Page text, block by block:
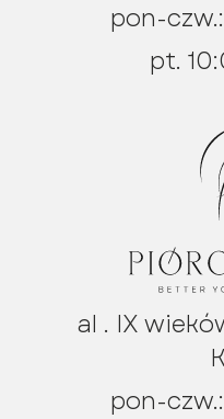
pon-
pt.
al . IX
pon-